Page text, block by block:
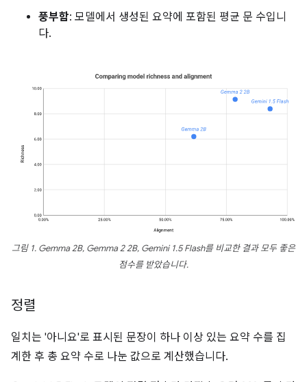
풍부함: 모델에서 생성된 요약에 포함된 평균 문 수입니
다.
그림 1. Gemma 2B, Gemma 2 2B, Gemini 1.5 Flash를 비교한 결과 모두 좋은
점수를 받았습니다.
정렬
일치는 '아니요'로 표시된 문장이 하나 이상 있는 요약 수를 집
계한 후 총 요약 수로 나눈 값으로 계산했습니다.